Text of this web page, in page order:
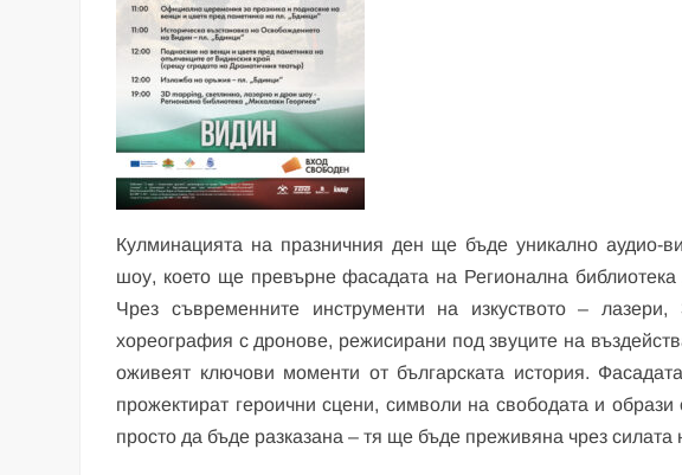
Кулминацията на празничния ден ще бъде уникално аудио-
шоу, което ще превърне фасадата на Регионална библиотека
Чрез съвременните инструменти на изкуството –
хореография с дронове, режисирани под звуците на
оживеят ключови моменти от българската история.
прожектират героични сцени, символи на свободата и
просто да бъде разказана – тя ще бъде преживяна чрез силата